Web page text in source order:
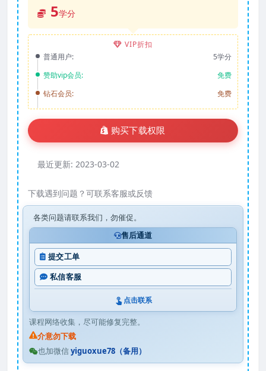
5学分
VIP折扣
普通用户:
5学分
赞助vip会员:
免费
钻石会员:
免费
购买下载权限
最近更新: 2023-03-02
下载遇到问题？可联系客服或反馈
各类问题请联系我们，勿催促。
售后通道
提交工单
私信客服
点击联系
课程网络收集，尽可能修复完整。
介意勿下载
也加微信yiguoxue78（备用）